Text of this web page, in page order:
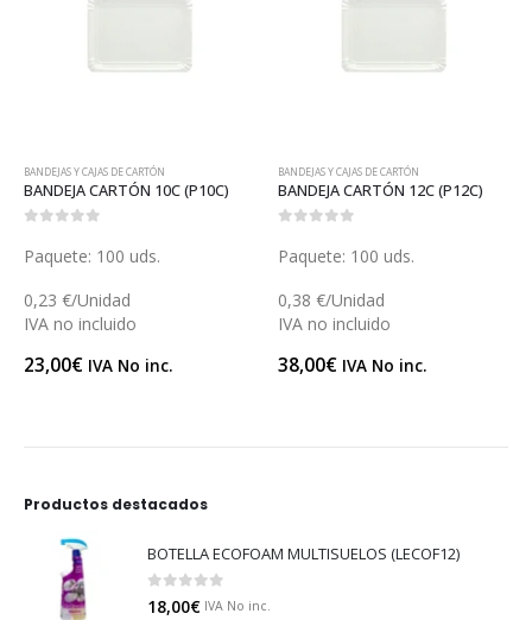
Y MUCHO MÁS...
BANDEJAS Y CAJAS DE CARTÓN
BANDEJA CARTÓN 10C (P10C)
Paquete: 100 uds.
0,23 €/Unidad
IVA no incluido
23,00€ IVA No inc.
BANDEJAS Y CAJAS DE CARTÓN
BANDEJA CARTÓN 12C (P12C)
Paquete: 100 uds.
0,38 €/Unidad
IVA no incluido
38,00€ IVA No inc.
Productos destacados
BOTELLA ECOFOAM MULTISUELOS (LECOF12)
0 out of 5
18,00€ IVA No inc.